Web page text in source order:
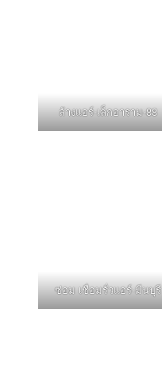
ล้างแอร์-เล็กอาราม-88
ซ่อม เชื่อมรั่วแอร์-มีนบุรี